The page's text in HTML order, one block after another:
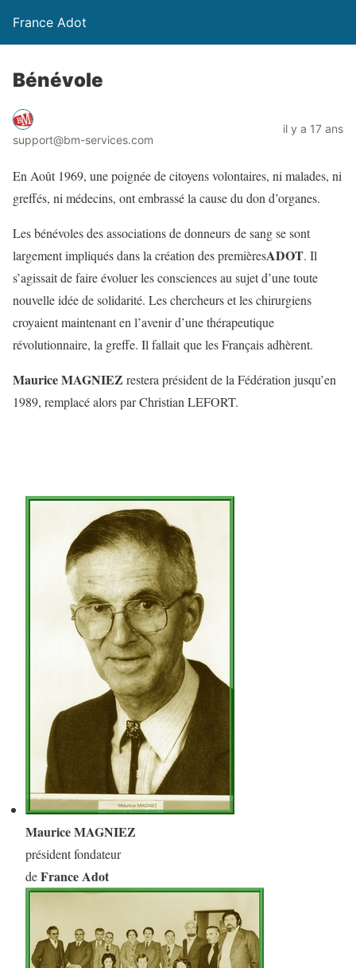
France Adot
Bénévole
support@bm-services.com
il y a 17 ans
En Août 1969, une poignée de citoyens volontaires, ni malades, ni
greffés, ni médecins, ont embrassé la cause du don d’organes.
Les bénévoles des associations de donneurs de sang se sont
largement impliqués dans la création des premièresADOT. Il
s’agissait de faire évoluer les consciences au sujet d’une toute
nouvelle idée de solidarité. Les chercheurs et les chirurgiens
croyaient maintenant en l’avenir d’une thérapeutique
révolutionnaire, la greffe. Il fallait que les Français adhèrent.
Maurice MAGNIEZ restera président de la Fédération jusqu’en
1989, remplacé alors par Christian LEFORT.
Maurice MAGNIEZ
président fondateur
deFrance Adot